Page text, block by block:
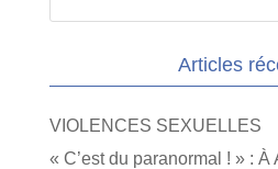
Articles
VIOLENCES SEXUELLES
« C’est du paranormal ! » :